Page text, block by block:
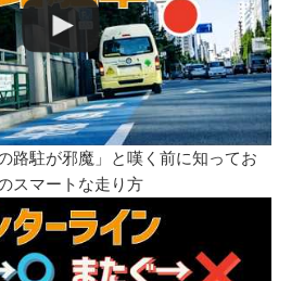
路駐が邪魔」と嘆く前に知ってお
スマートな走り方